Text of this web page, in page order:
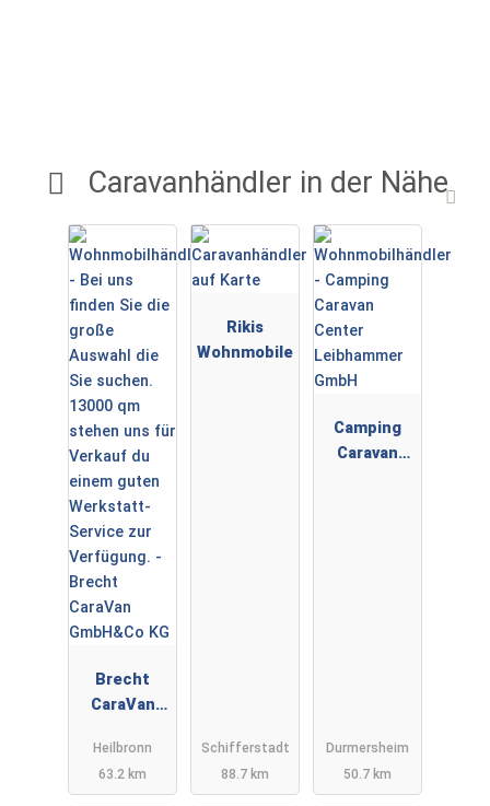
Caravanhändler in der Nähe
Brecht
CaraVan
KG
Heilbronn
63.2 km
Rikis
Wohnmobile
Schifferstadt
88.7 km
Camping
Caravan
Durmersheim
50.7 km